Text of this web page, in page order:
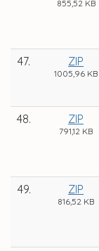
855,52 KB
47. ZIP
1005,96 KB
48. ZIP
791,12 KB
49. ZIP
816,52 KB